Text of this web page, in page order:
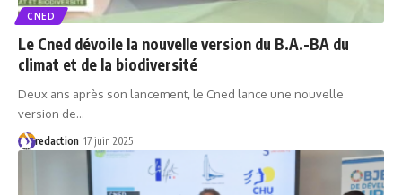
CNED
Le Cned dévoile la nouvelle version du B.A.-BA du
climat et de la biodiversité
Deux ans après son lancement, le Cned lance une nouvelle
version de…
redaction 17 juin 2025